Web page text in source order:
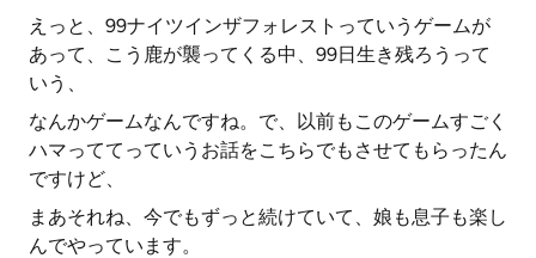
えっと、99ナイツインザフォレストっていうゲームが
あって、こう鹿が襲ってくる中、99日生き残ろうって
いう、
なんかゲームなんですね。で、以前もこのゲームすごく
ハマっててっていうお話をこちらでもさせてもらったん
ですけど、
まあそれね、今でもずっと続けていて、娘も息子も楽し
んでやっています。